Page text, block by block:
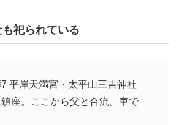
祀られている
平岸天満宮・太平山三吉神社
座。ここから父と合流。車で